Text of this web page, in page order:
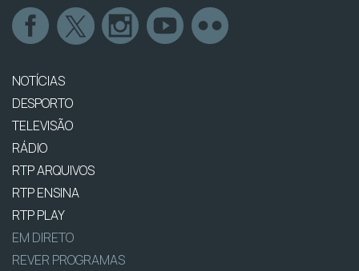
NOTÍCIAS
DESPORTO
TELEVISÃO
RÁDIO
RTP ARQUIVOS
RTP ENSINA
RTP PLAY
EM DIRETO
REVER PROGRAMAS